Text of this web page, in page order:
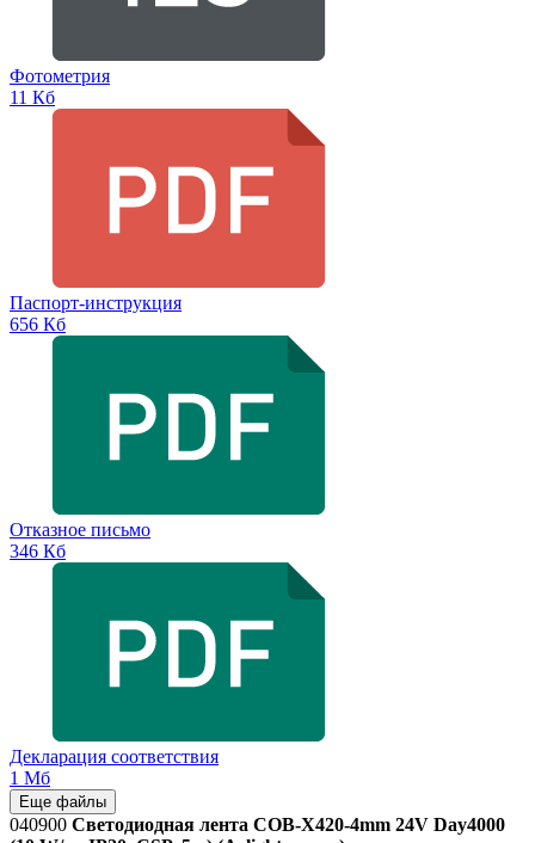
Фотометрия
11 Кб
Паспорт-инструкция
656 Кб
Отказное письмо
346 Кб
Декларация соответствия
1 Мб
Еще файлы
040900 Светодиодная лента COB-X420-4mm 24V Day4000